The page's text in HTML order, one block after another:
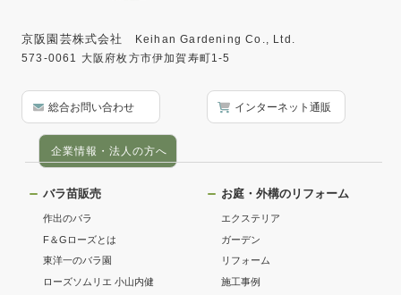
京阪園芸株式会社
Keihan Gardening Co., Ltd.
573-0061 大阪府枚方市伊加賀寿町1-5
総合お問い合わせ インターネット通販
企業情報・法人の方へ
バラ苗販売
作出のバラ
F＆Gローズとは
東洋一のバラ園
ローズソムリエ 小山内健
お庭・外構のリフォーム
エクステリア
ガーデン
リフォーム
施工事例